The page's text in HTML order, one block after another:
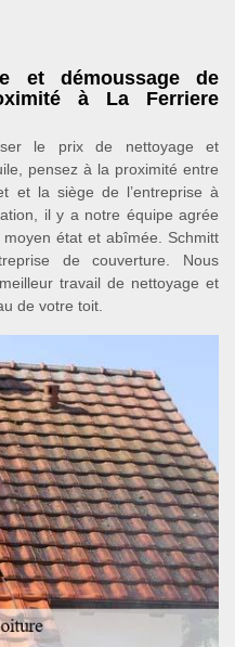
et démoussage de
à La Ferriere
le prix de nettoyage et
pensez à la proximité entre
et la siège de l’entreprise à
il y a notre équipe agrée
état et abîmée. Schmitt
de couverture. Nous
travail de nettoyage et
de votre toit.